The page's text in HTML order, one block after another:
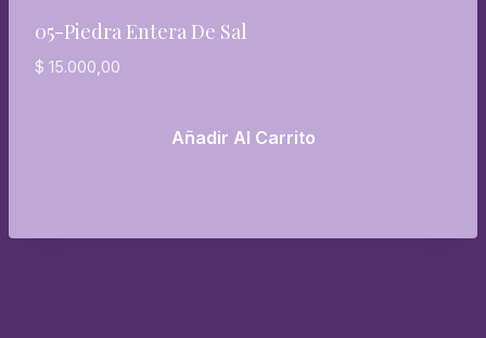
05-Piedra Entera De Sal
$ 15.000,00
Añadir Al Carrito